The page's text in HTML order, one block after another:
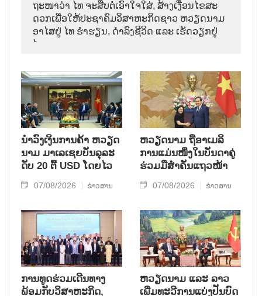
ຖະ​ໜາ​ວ່າ ໄທ​ ຈະ​ສືບ​ຕໍ່​ເອົາ​ໃຈ​ໃສ່, ສ້າງ​ເງື່ອນ​ໄຂ​ສະ​
ດວກ​ເພື່ອ​ໃຫ້​ປະ​ຊາ​ຄົມ​ວ​ິ​ສາ​ຫະ​ກິດ​ຊາວ ຫວຽດ​ນາມ
ອາ​ໄສ​ຢູ່ ໄທ ຮ່ຳ​ຮຽນ, ດຳ​ລົງ​ຊີ​ວິດ ແລະ ເຮັດ​ວຽກ​ຢູ່​
ໄທ.
ນຳ​ວົງ​ເງິນ​ການ​ຄ້າ ຫວຽດ​
ນາມ ມາ​ເລ​ເຊຍ​ບັນ​ລຸ​ລະ​
ດັບ 20 ຕື້ USD ໂດຍ​ໄວ
07/08/2026 ຂ່າວສານ
ຫ​ວຽດ​ນາມ ຖື​ອາ​ເມ​ລິ​
ການ​ແມ່ນ​ໜຶ່ງ​ໃນ​ບັນ​ດາ​ຄູ່​
ຮ່ວມ​ມື​ສຳ​ຄັນ​ແຖວ​ໜ້າ
07/08/2026 ຂ່າວສານ
ການ​ທູດ​ຮ່ວມ​ເດີນ​ທາງ​
ພ້ອມກັບ​ວິ​ສາ​ຫະ​ກ​ິດ,
ຫວຽດ​ນາມ ແລະ ລາວ​
ເພີ່ມ​ທະ​ວີ​ການ​ແບ່​ງ​ປັນ​ບົດ​